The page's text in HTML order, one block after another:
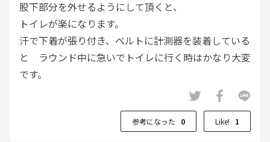
股下部分を外せるようにして頂くと、
トイレが楽になります。
汗で下着が張り付き、ベルトに計測器を装着している
と ラウンド中に急いでトイレに行く時はかなり大変
です。
参考になった 0 Like! 1